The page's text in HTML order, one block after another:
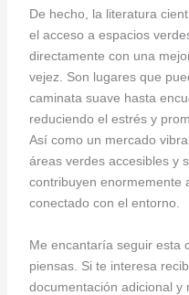
De hecho, la literatura
el acceso a espacios
directamente con una
vejez. Son lugares que
caminata suave hasta
reduciendo el estrés y
Así como un mercado
áreas verdes accesibles y
contribuyen enormemente
conectado con el entorno.
Me encantaría seguir esta
piensas. Si te interesa
documentación adicional y